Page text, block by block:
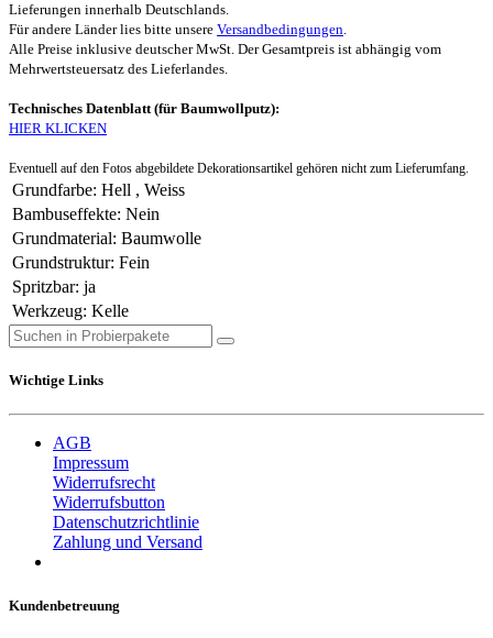
Lieferungen innerhalb Deutschlands.
Für andere Länder lies bitte unsere Versandbedingungen.
Alle Preise inklusive deutscher MwSt. Der Gesamtpreis ist abhängig vom
Mehrwertsteuersatz des Lieferlandes.
Technisches Datenblatt (für Baumwollputz):
HIER KLICKEN
Eventuell auf den Fotos abgebildete Dekorationsartikel gehören nicht zum Lieferumfang.
Grundfarbe: Hell , Weiss
Bambuseffekte: Nein
Grundmaterial: Baumwolle
Grundstruktur: Fein
Spritzbar: ja
Werkzeug: Kelle
Wichtige Links
AGB
Impressum
Widerrufsrecht
Widerrufsbutton
Datenschutzrichtlinie
Zahlung und Versand
Kundenbetreuung